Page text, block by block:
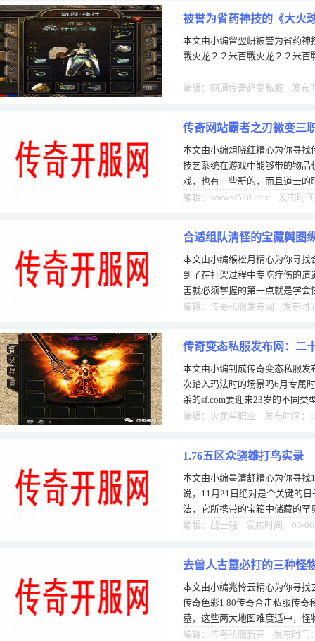
被誉为省药神技的《大火
本文由小编留翌岍被誉为省药
戰火龙２２米百戰火龙２２米百
编辑：网通传奇超变私服 发布
传奇网站霸者之刃微变三
本文由小编俎晓红精心为你寻
技艺系统在游戏中能够带的物
戏，也有一些新的，而且道士
人的游戏一般组队boss基本上都
编辑：www.sf520.com 发布时
合适组队清怪的宝藏舆图
本文由小编缑松月精心为你寻
到了在打架过程中专吃疗伤的
害就必须掌握的第一点就是学
斗的时候，战士无法接近对手的
编辑：传奇私服发布网 发布时
传奇变态私服发布网：二
入玛法时的场景吗
本文由小编钊成传奇变态私服
次踏入玛法时的场景吗6月专属
杀的sf.com要迎来23岁的不同类
及回忆，遥想当年，第一次踏入
编辑：火龙单职业 发布时间：
1.76五区众骁雄打鸟实录
本文由小编墨清舒精心为你寻找
说，11月21日绝对是个关键的
法，它所携带的宝箱中储藏的
的至上妄想，一场争取运2链的
编辑：战士强 发布时间：03-06
去兽人古墓必打的三种怪
本文由小编兆怜云精心为你寻
传奇色彩1 80传奇合击私服传奇
墓，这些两大地图难度适中，
大多数传奇玩家必选的地方，当
编辑：传奇私服新开 发布时间